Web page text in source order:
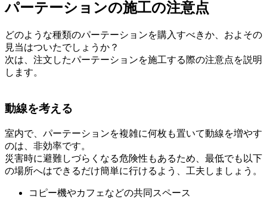
パーテーションの施工の注意点
どのような種類のパーテーションを購入すべきか、およその
見当はついたでしょうか？
次は、注文したパーテーションを施工する際の注意点を説明
します。
動線を考える
室内で、パーテーションを複雑に何枚も置いて動線を増やす
のは、非効率です。
災害時に避難しづらくなる危険性もあるため、最低でも以下
の場所へはできるだけ簡単に行けるよう、工夫しましょう。
コピー機やカフェなどの共同スペース